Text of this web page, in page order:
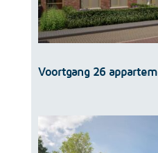
Voortgang 26